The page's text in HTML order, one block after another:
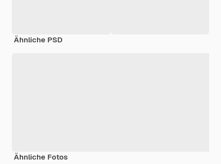
Ähnliche PSD
Ähnliche Fotos